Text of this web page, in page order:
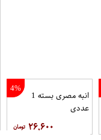
4%
انبه مصری بسته 1
عددی
۲۶,۶۰۰